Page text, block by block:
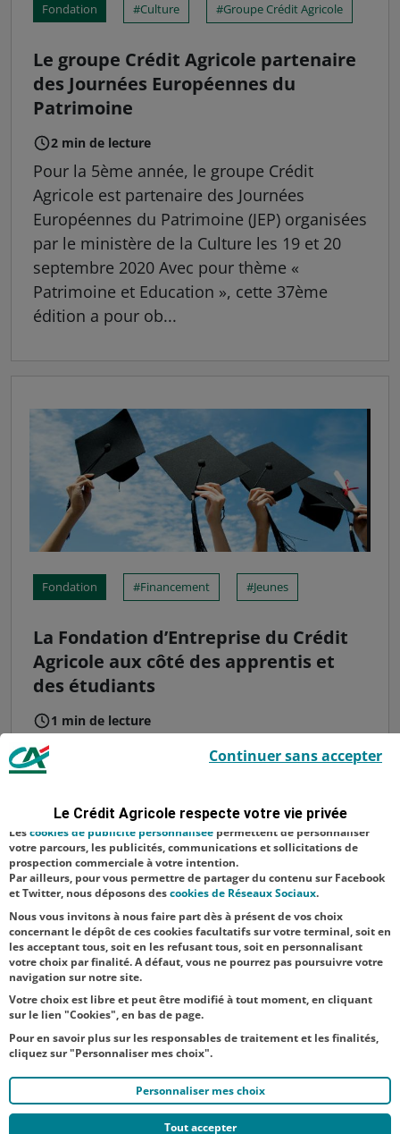
Fondation Culture Groupe Crédit Agricole
Le groupe Crédit Agricole partenaire
des Journées Européennes du
Patrimoine
2 min de lecture
Pour la 5ème année, le groupe Crédit
Agricole est partenaire des Journées
Européennes du Patrimoine (JEP) organisées
par le ministère de la Culture les 19 et 20
septembre 2020 Avec pour thème «
Patrimoine et Education », cette 37ème
édition a pour ob...
Fondation Financement Jeunes
La Fondation d’Entreprise du Crédit
Agricole aux côté des apprentis et
des étudiants
1 min de lecture
Pour de nombreuses familles les dépenses
liées à la rentrée sont source de contrariété
d’Entreprise du Crédit Agricole du Nord Est
renouvelle ses dispositifs* à destination des
élèves et étudiants de nos 3 département...
1 2 ... 11 12 13 14 15 16 17
Le Crédit Agricole respecte votre vie privée
indispensables car utilisés à des fins de bon fonctionnement et de
sécurité ; d’autres sont facultatifs. Les
satisfaction facultatifs.
Lescookies de publicité personnalisée permettent de personnaliser
votre parcours, les publicités, communications et sollicitations de
prospection commerciale à votre intention.
Par ailleurs, pour vous permettre de partager du contenu sur Facebook
et Twitter, nous déposons descookies de Réseaux Sociaux.
Nous vous invitons à nous faire part dès à présent de vos choix
concernant le dépôt de ces cookies facultatifs sur votre terminal, soit en
les acceptant tous, soit en les refusant tous, soit en personnalisant
votre choix par finalité. A défaut, vous ne pourrez pas poursuivre votre
navigation sur notre site.
Votre choix est libre et peut être modifié à tout moment, en cliquant
sur le lien "Cookies", en bas de page.
Pour en savoir plus sur les responsables de traitement et les finalités,
cliquez sur "Personnaliser mes choix".
Personnaliser mes choix
Tout accepter
Continuer sans accepter